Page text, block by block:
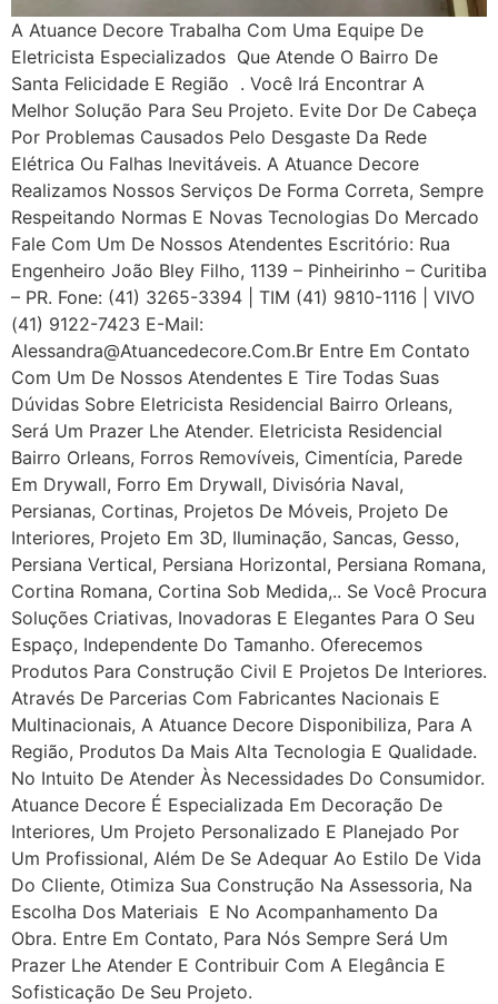
A Atuance Decore Trabalha Com Uma Equipe De
Eletricista Especializados Que Atende O Bairro De
Santa Felicidade E Região . Você Irá Encontrar A
Melhor Solução Para Seu Projeto. Evite Dor De Cabeça
Por Problemas Causados Pelo Desgaste Da Rede
Elétrica Ou Falhas Inevitáveis. A Atuance Decore
Realizamos Nossos Serviços De Forma Correta, Sempre
Respeitando Normas E Novas Tecnologias Do Mercado
Fale Com Um De Nossos Atendentes Escritório: Rua
Engenheiro João Bley Filho, 1139 – Pinheirinho – Curitiba
– PR. Fone: (41) 3265-3394 | TIM (41) 9810-1116 | VIVO
(41) 9122-7423 E-Mail:
Alessandra@atuancedecore.com.br Entre Em Contato
Com Um De Nossos Atendentes E Tire Todas Suas
Dúvidas Sobre Eletricista Residencial Bairro Orleans,
Será Um Prazer Lhe Atender. Eletricista Residencial
Bairro Orleans, Forros Removíveis, Cimentícia, Parede
Em Drywall, Forro Em Drywall, Divisória Naval,
Persianas, Cortinas, Projetos De Móveis, Projeto De
Interiores, Projeto Em 3D, Iluminação, Sancas, Gesso,
Persiana Vertical, Persiana Horizontal, Persiana Romana,
Cortina Romana, Cortina Sob Medida,.. Se Você Procura
Soluções Criativas, Inovadoras E Elegantes Para O Seu
Espaço, Independente Do Tamanho. Oferecemos
Produtos Para Construção Civil E Projetos De Interiores.
Através De Parcerias Com Fabricantes Nacionais E
Multinacionais, A Atuance Decore Disponibiliza, Para A
Região, Produtos Da Mais Alta Tecnologia E Qualidade.
No Intuito De Atender Às Necessidades Do Consumidor.
Atuance Decore É Especializada Em Decoração De
Interiores, Um Projeto Personalizado E Planejado Por
Um Profissional, Além De Se Adequar Ao Estilo De Vida
Do Cliente, Otimiza Sua Construção Na Assessoria, Na
Escolha Dos Materiais E No Acompanhamento Da
Obra. Entre Em Contato, Para Nós Sempre Será Um
Prazer Lhe Atender E Contribuir Com A Elegância E
Sofisticação De Seu Projeto.